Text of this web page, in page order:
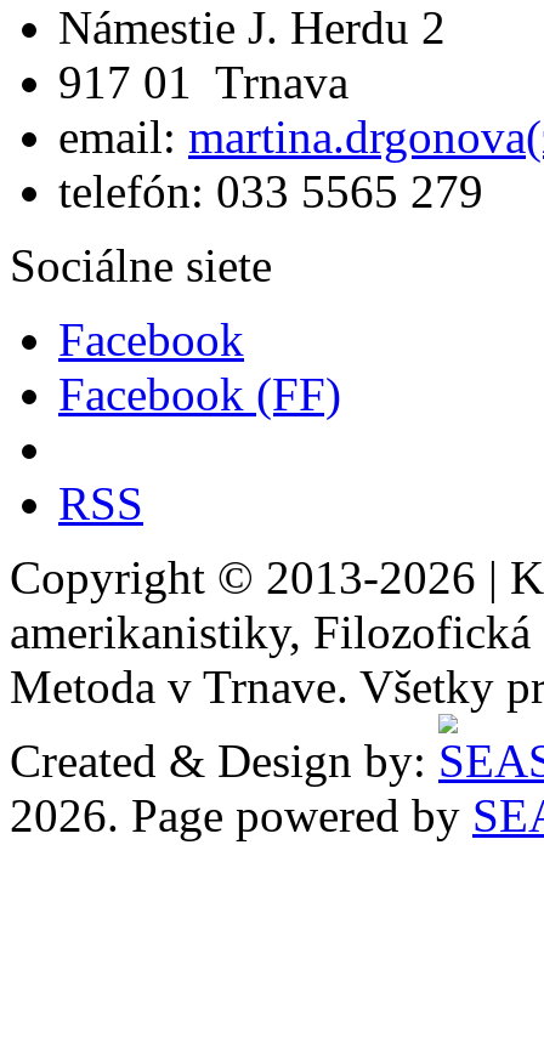
Námestie J. Herdu 2
917 01 Trnava
email:
telefón: 033 5565 279
Sociálne siete
Facebook
Facebook (FF)
RSS
Copyright © 2013-2026 |
amerikanistiky,
Metoda v Trnave. Všetky
Created & Design by:
2026. Page powered by